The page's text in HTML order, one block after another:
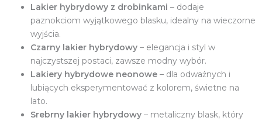
Lakier hybrydowy z drobinkami – dodaje
paznokciom wyjątkowego blasku, idealny na wieczorne
wyjścia.
Czarny lakier hybrydowy – elegancja i styl w
najczystszej postaci, zawsze modny wybór.
Lakiery hybrydowe neonowe – dla odważnych i
lubiących eksperymentować z kolorem, świetne na
lato.
Srebrny lakier hybrydowy – metaliczny blask, który